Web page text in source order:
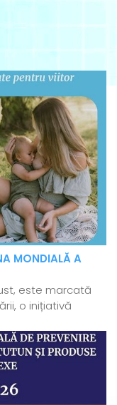
MONDIALĂ A
este marcată
o inițiativă